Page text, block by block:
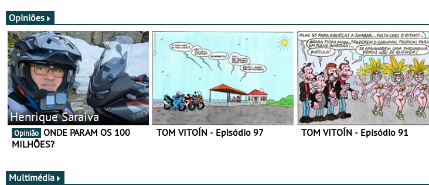
Opiniões
Henrique Saraiva
Opinião
MILHÕES?
TOM VITOÍN - Episódio 97 TOM VITOÍN - Episódio 91
Multimédia